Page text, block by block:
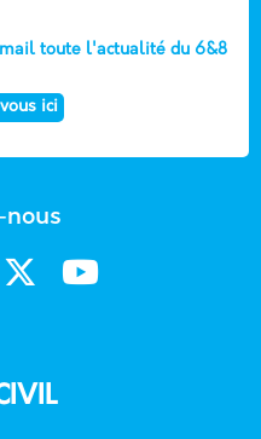
toute l'actualité du 6&8
ici
nous